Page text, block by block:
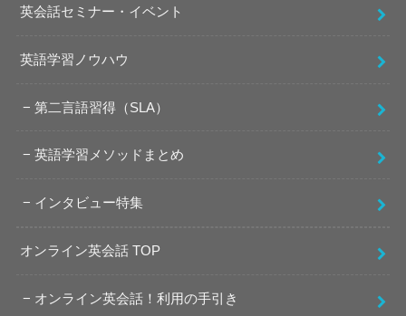
英会話セミナー・イベント
英語学習ノウハウ
第二言語習得（SLA）
英語学習メソッドまとめ
インタビュー特集
オンライン英会話 TOP
オンライン英会話！利用の手引き